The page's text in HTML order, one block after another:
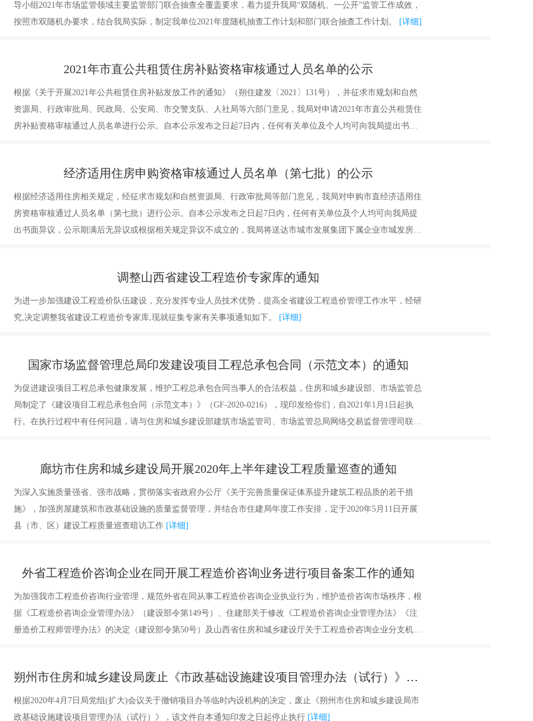
导小组2021年市场监管领域主要监管部门联合抽查全覆盖要求，着力提升我局“双随机、一公开”监管工作成效，
按照市双随机办要求，结合我局实际，制定我单位2021年度随机抽查工作计划和部门联合抽查工作计划。
[详细]
2021年市直公共租赁住房补贴资格审核通过人员名单的公示
根据《关于开展2021年公共租赁住房补贴发放工作的通知》（朔住建发〔2021〕131号），并征求市规划和自然
资源局、行政审批局、民政局、公安局、市交警支队、人社局等六部门意见，我局对申请2021年市直公共租赁住
房补贴资格审核通过人员名单进行公示。自本公示发布之日起7日内，任何有关单位及个人均可向我局提出书面
经济适用住房申购资格审核通过人员名单（第七批）的公示
根据经济适用住房相关规定，经征求市规划和自然资源局、行政审批局等部门意见，我局对申购市直经济适用住
房资格审核通过人员名单（第七批）进行公示。自本公示发布之日起7日内，任何有关单位及个人均可向我局提
出书面异议，公示期满后无异议或根据相关规定异议不成立的，我局将送达市城市发展集团下属企业市城发房地
调整山西省建设工程造价专家库的通知
为进一步加强建设工程造价队伍建设，充分发挥专业人员技术优势，提高全省建设工程造价管理工作水平，经研
究,决定调整我省建设工程造价专家库,现就征集专家有关事项通知如下。
[详细]
国家市场监督管理总局印发建设项目工程总承包合同（示范文本）的通知
为促进建设项目工程总承包健康发展，维护工程总承包合同当事人的合法权益，住房和城乡建设部、市场监管总
局制定了《建设项目工程总承包合同（示范文本）》（GF-2020-0216），现印发给你们，自2021年1月1日起执
行。在执行过程中有任何问题，请与住房和城乡建设部建筑市场监管司、市场监管总局网络交易监督管理司联
廊坊市住房和城乡建设局开展2020年上半年建设工程质量巡查的通知
为深入实施质量强省、强市战略，贯彻落实省政府办公厅《关于完善质量保证体系提升建筑工程品质的若干措
施》，加强房屋建筑和市政基础设施的质量监督管理，并结合市住建局年度工作安排，定于2020年5月11日开展
县（市、区）建设工程质量巡查暗访工作 [详细]
外省工程造价咨询企业在同开展工程造价咨询业务进行项目备案工作的通知
为加强我市工程造价咨询行业管理，规范外省在同从事工程造价咨询企业执业行为，维护造价咨询市场秩序，根
据《工程造价咨询企业管理办法》（建设部令第149号）、住建部关于修改《工程造价咨询企业管理办法》《注
册造价工程师管理办法》的决定（建设部令第50号）及山西省住房和城乡建设厅关于工程造价咨询企业分支机构
朔州市住房和城乡建设局废止《市政基础设施建设项目管理办法（试行）》的通知
根据2020年4月7日局党组(扩大)会议关于撤销项目办等临时内设机构的决定，废止《朔州市住房和城乡建设局市
政基础设施建设项目管理办法（试行）》，该文件自本通知印发之日起停止执行 [详细]